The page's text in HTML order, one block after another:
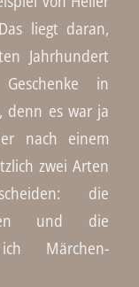
liegt daran,
Jahrhundert
in
denn es war ja
nach einem
zwei Arten
die
und die
Märchen-